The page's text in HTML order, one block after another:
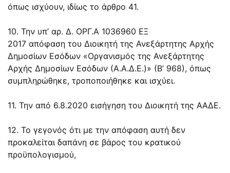
όπως ισχύουν, ιδίως το άρθρο 41.
10. Την υπ’ αρ. Δ. ΟΡΓ.Α 1036960 ΕΞ
2017 απόφαση του Διοικητή της Ανεξάρτητης Αρχής
Δημοσίων Εσόδων «Οργανισμός της Ανεξάρτητης
Αρχής Δημοσίων Εσόδων (Α.Α.Δ.Ε.)» (Β’ 968), όπως
συμπληρώθηκε, τροποποιήθηκε και ισχύει.
11. Την από 6.8.2020 εισήγηση του Διοικητή της ΑΑΔΕ.
12. Το γεγονός ότι με την απόφαση αυτή δεν
προκαλείται δαπάνη σε βάρος του κρατικού
προϋπολογισμού,